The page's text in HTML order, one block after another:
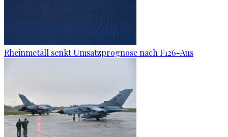
Rheinmetall senkt Umsatzprognose nach F126-Aus